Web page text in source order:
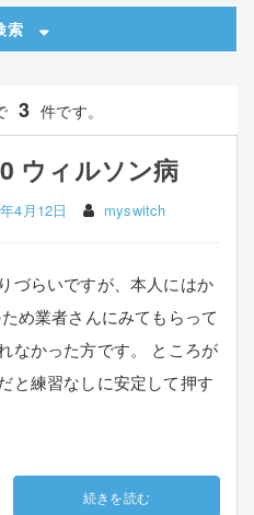
索
3 件です。
ウィルソン病
4月12日 myswitch
づらいですが、本人にはか
め業者さんにみてもらって
なかった方です。 ところが
と練習なしに安定して押す
続きを読む